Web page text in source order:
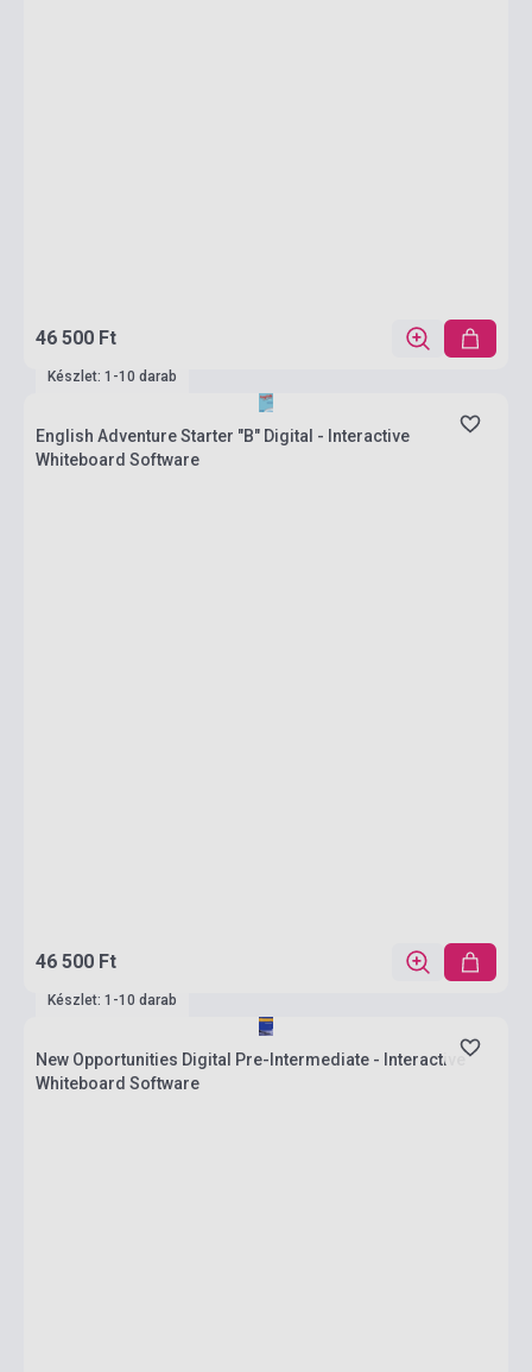
46 500 Ft
Készlet: 1-10 darab
English Adventure Starter "B" Digital - Interactive
Whiteboard Software
46 500 Ft
Készlet: 1-10 darab
New Opportunities Digital Pre-Intermediate - Interactive
Whiteboard Software